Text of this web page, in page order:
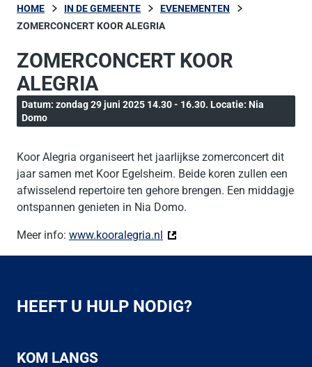
HOME IN DE GEMEENTE
EVENEMENTEN
ZOMERCONCERT KOOR ALEGRIA
ZOMERCONCERT KOOR
ALEGRIA
Datum: zondag 29 juni 2025 14.30 - 16.30. Locatie: Nia
Domo
Koor Alegria organiseert het jaarlijkse zomerconcert dit
jaar samen met Koor Egelsheim. Beide koren zullen een
afwisselend repertoire ten gehore brengen. Een middagje
ontspannen genieten in Nia Domo.
Meer info: www.kooralegria.nl (Deze link gaat naar een
HEEFT U HULP NODIG?
KOM LANGS